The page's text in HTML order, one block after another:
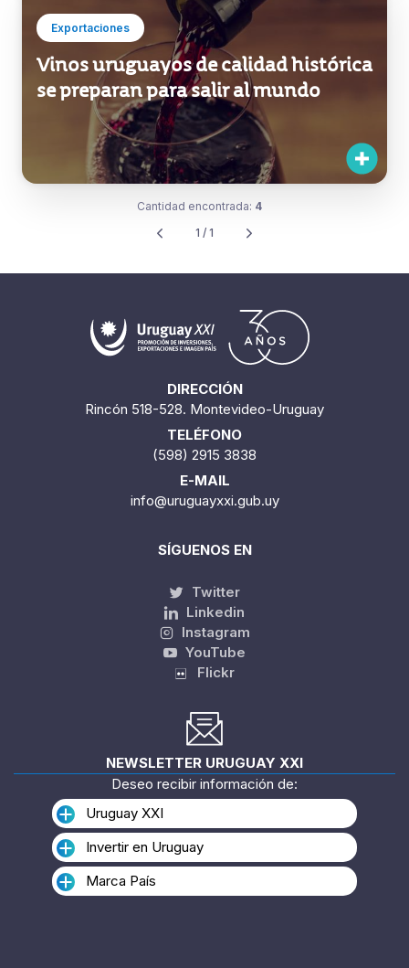
Exportaciones
Vinos uruguayos de calidad histórica
se preparan para salir al mundo
Cantidad encontrada: 4
1 / 1
DIRECCIÓN
Rincón 518-528. Montevideo-Uruguay
TELÉFONO
(598) 2915 3838
E-MAIL
info@uruguayxxi.gub.uy
SÍGUENOS EN
Twitter
Linkedin
Instagram
YouTube
Flickr
NEWSLETTER URUGUAY XXI
Deseo recibir información de:
Uruguay XXI
Invertir en Uruguay
Marca País